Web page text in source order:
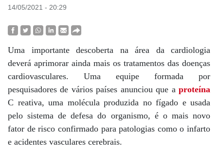
14/05/2021 - 20:29
Uma importante descoberta na área da cardiologia
deverá aprimorar ainda mais os tratamentos das doenças
cardiovasculares. Uma equipe formada por
pesquisadores de vários países anunciou que a proteína
C reativa, uma molécula produzida no fígado e usada
pelo sistema de defesa do organismo, é o mais novo
fator de risco confirmado para patologias como o infarto
e acidentes vasculares cerebrais.